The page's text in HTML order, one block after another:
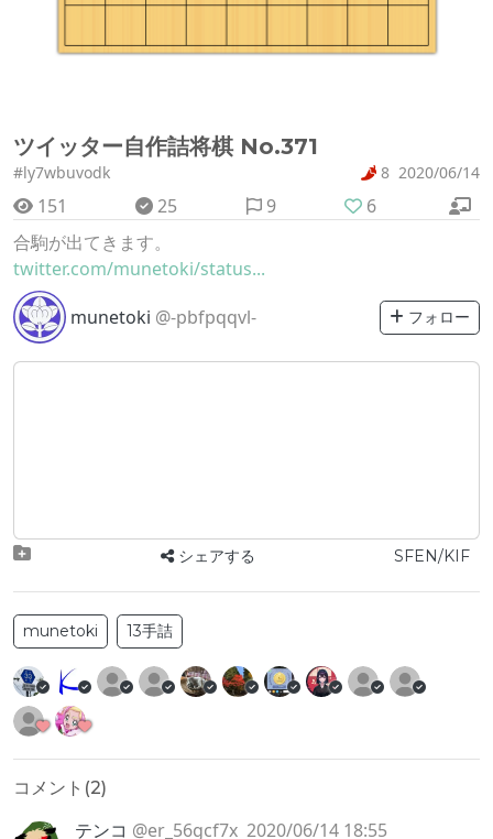
ツイッター自作詰将棋 No.371
#ly7wbuvodk 8 2020/06/14
151 25 9
6
合駒が出てきます。
twitter.com/munetoki/status...
munetoki @-pbfpqqvl- フォロー
シェアする SFEN/KIF
munetoki 13手詰
コメント(2)
テンコ @er_56gcf7x 2020/06/14 18:55